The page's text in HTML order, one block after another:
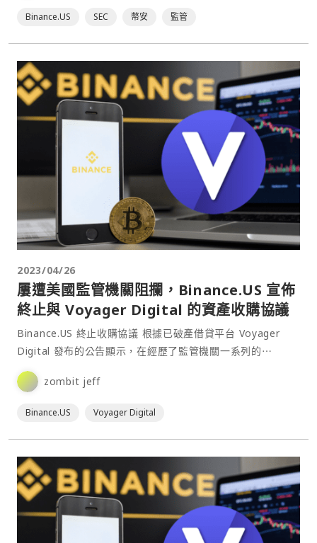
Binance.US SEC 幣安 監管
2023/04/26
屢遭美國監管機關阻攔，Binance.US 宣佈
終止與 Voyager Digital 的資產收購協議
Binance.US 終止收購協議 根據已破產借貸平台 Voyager
Digital 發布的公告顯示，在經歷了監管機關一系列的⋯
zombit jeff
Binance.US Voyager Digital